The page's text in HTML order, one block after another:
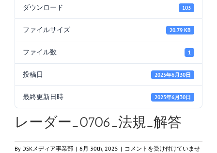
ダウンロード 103
ファイルサイズ 20.79 KB
ファイル数 1
投稿日 2025年6月30日
最終更新日時 2025年6月30日
レーダー_0706_法規_解答
By DSKメディア事業部 | 6月 30th, 2025 | レ
コメントを受け付けていませ